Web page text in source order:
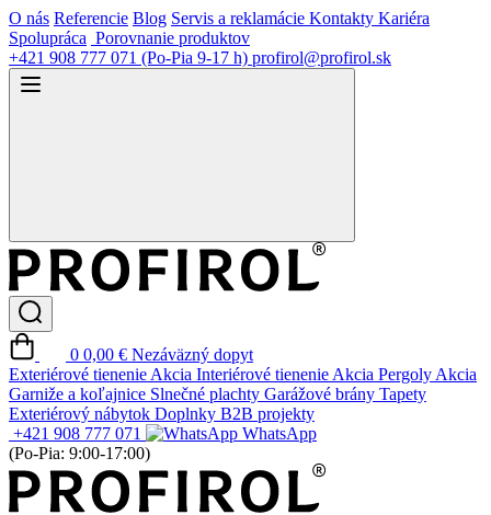
O nás Referencie Blog Servis a reklamácie Kontakty Kariéra
Spolupráca Porovnanie produktov
+421 908 777 071 (Po-Pia 9-17 h) profirol@profirol.sk
0 0,00 € Nezáväzný dopyt
Exteriérové tienenie Akcia Interiérové tienenie Akcia Pergoly Akcia
Garniže a koľajnice Slnečné plachty Garážové brány Tapety
Exteriérový nábytok Doplnky B2B projekty
+421 908 777 071
WhatsApp
(Po-Pia: 9:00-17:00)